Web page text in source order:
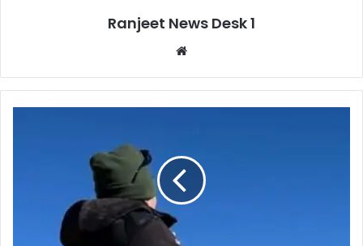
Ranjeet News Desk 1
te